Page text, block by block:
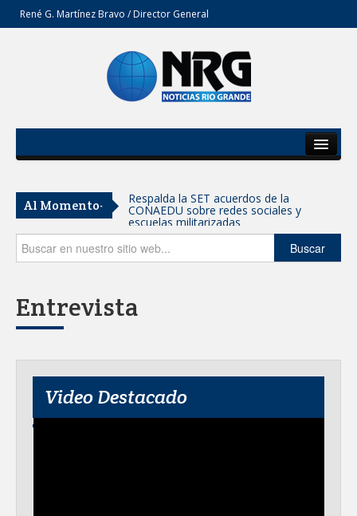
René G. Martínez Bravo / Director General
Del Estado
Secciones
Opinión
Al Momento- Respalda la SET acuerdos de la
CONAEDU sobre redes sociales y
escuelas militarizadas
AVANZAN TRABAJOS DE
PRIORITARIAS
Atendió Protección Civil de Reynosa
IMPULSA GESTIÓN AMBIENTAL
JORNADA DE MEJORA URBANA EN
HACIENDA SAN AGUSTÍN
Buscar
Entrevista
Video Destacado